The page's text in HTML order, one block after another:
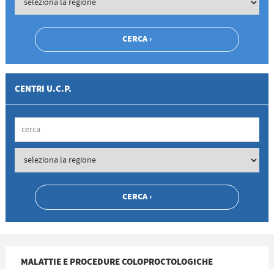
CENTRI U.C.P.
MALATTIE E PROCEDURE COLOPROCTOLOGICHE